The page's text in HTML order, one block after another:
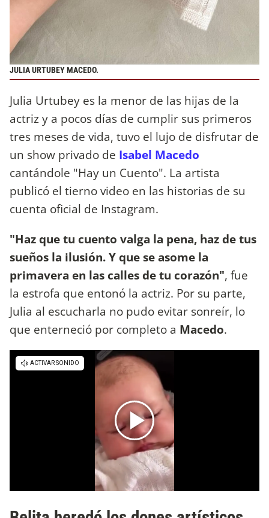
JULIA URTUBEY MACEDO.
Julia Urtubey es la menor de las hijas de la
actriz y a pocos días de cumplir sus primeros
tres meses de vida, tuvo el lujo de disfrutar de
un show privado de Isabel Macedo
cantándole "Hay un Cuento". La artista
publicó el tierno video en las historias de su
cuenta oficial de Instagram.
"Haz que tu cuento valga la pena, haz de tus
sueños la ilusión. Y que se asome la
primavera en las calles de tu corazón", fue
la estrofa que entonó la actriz. Por su parte,
Julia al escucharla no pudo evitar sonreír, lo
que enterneció por completo a Macedo.